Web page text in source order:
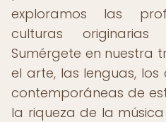
exploramos las
culturas
Sumérgete en nuestra
el arte, las lenguas,
contemporáneas de
la riqueza de la